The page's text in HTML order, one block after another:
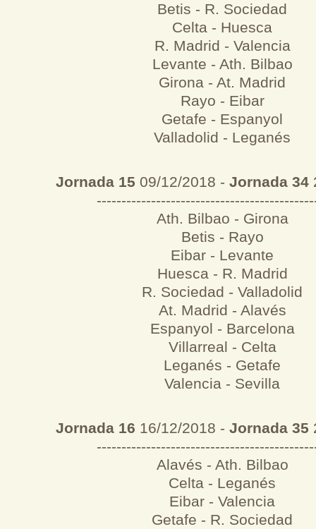
Betis - R. Sociedad
Celta - Huesca
R. Madrid - Valencia
Levante - Ath. Bilbao
Girona - At. Madrid
Rayo - Eibar
Getafe - Espanyol
Valladolid - Leganés
Jornada 15 09/12/2018 - Jornada 34
Ath. Bilbao - Girona
Betis - Rayo
Eibar - Levante
Huesca - R. Madrid
R. Sociedad - Valladolid
At. Madrid - Alavés
Espanyol - Barcelona
Villarreal - Celta
Leganés - Getafe
Valencia - Sevilla
Jornada 16 16/12/2018 - Jornada 35
Alavés - Ath. Bilbao
Celta - Leganés
Eibar - Valencia
Getafe - R. Sociedad